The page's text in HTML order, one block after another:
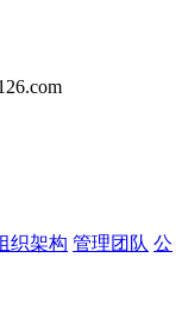
织架构 管理团队 公